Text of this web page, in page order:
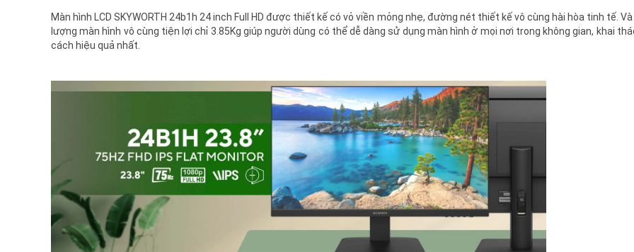
Màn hình LCD SKYWORTH 24b1h 24 inch Full HD được thiết kế có vỏ viền mỏng nhẹ, đường nét thiết kế vô cùng hài hòa tinh tế.
lượng màn hình vô cùng tiện lợi chỉ 3.85Kg giúp người dùng có thể dễ dàng sử dụng màn hình ở mọi nơi trong không gian, khai
cách hiệu quả nhất.